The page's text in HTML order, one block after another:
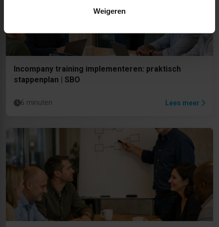
Weigeren
Incompany training implementeren: praktisch
stappenplan | SBO
6 minuten Lees meer